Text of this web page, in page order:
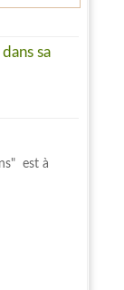
sa
est à